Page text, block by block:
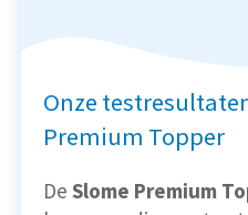
Onze
Premium Topper
De Slome Premium